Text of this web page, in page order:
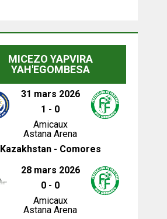
MICEZO YAPVIRA
YAH'EGOMBESA
31 mars 2026
1 - 0
Amicaux
Astana Arena
Kazakhstan - Comores
28 mars 2026
0 - 0
Amicaux
Astana Arena